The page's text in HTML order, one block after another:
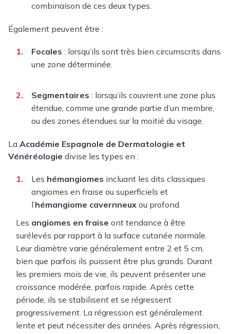
combinaison de ces deux types.
Également peuvent être :
Focales : lorsqu’ils sont très bien circumscrits dans
une zone déterminée.
Segmentaires : lorsqu’ils couvrent une zone plus
étendue, comme une grande partie d’un membre,
ou des zones étendues sur la moitié du visage.
La Académie Espagnole de Dermatologie et
Vénéréologie divise les types en :
Les hémangiomes incluant les dits classiques
angiomes en fraise ou superficiels et
l’hémangiome cavernneux ou profond.
Les angiomes en fraise ont tendance à être
surélevés par rapport à la surface cutanée normale.
Leur diamètre varie généralement entre 2 et 5 cm,
bien que parfois ils puissent être plus grands. Durant
les premiers mois de vie, ils peuvent présenter une
croissance modérée, parfois rapide. Après cette
période, ils se stabilisent et se régressent
progressivement. La régression est généralement
lente et peut nécessiter des années. Après régression,